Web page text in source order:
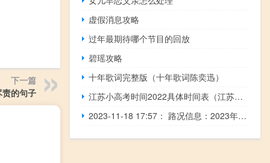
下一篇
的句子
虚假消息攻略
过年最期待哪个节目的回放
碧瑶攻略
十年歌词完整版（十年歌词陈奕迅）
江苏小高考时间2022具体时间表（江苏小高考时间）
2023-11-18 17:57： 路况信息：2023年11月18日17时37分，道贺高速江华收费站附近以南K33处北往南因一辆大件运输车故障占用行车道和应急车道，至17时55分故障已处理完毕。Sa85Za ​​​